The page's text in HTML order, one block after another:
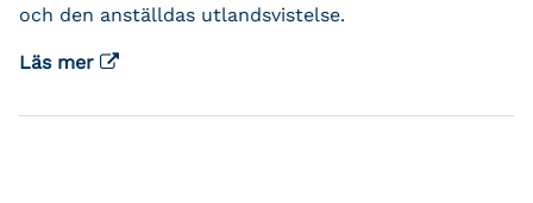
och den anställdas utlandsvistelse.
Läs mer